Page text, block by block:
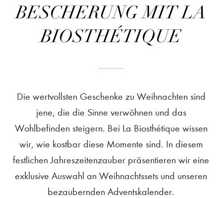
BESCHERUNG MIT LA
BIOSTHÉTIQUE
Die wertvollsten Geschenke zu Weihnachten sind
jene, die die Sinne verwöhnen und das
Wohlbefinden steigern. Bei La Biosthétique wissen
wir, wie kostbar diese Momente sind. In diesem
festlichen Jahreszeitenzauber präsentieren wir eine
exklusive Auswahl an Weihnachtssets und unseren
bezaubernden Adventskalender.